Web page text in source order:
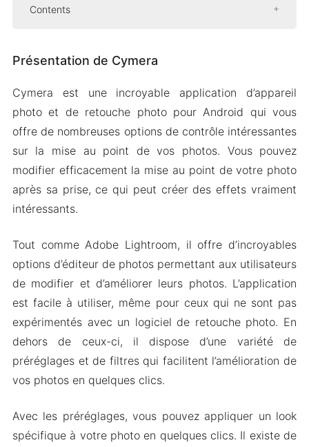
Contents
Brosse de réglage
Netteté et réduction du bruit
Mod APK Version de Cymera
Caractéristiques du Module
Télécharger Cymera MOD Apk pour Android
2024
Présentation de Cymera
Cymera est une incroyable application d’appareil
photo et de retouche photo pour Android qui vous
offre de nombreuses options de contrôle intéressantes
sur la mise au point de vos photos. Vous pouvez
modifier efficacement la mise au point de votre photo
après sa prise, ce qui peut créer des effets vraiment
intéressants.
Tout comme Adobe Lightroom, il offre d’incroyables
options d’éditeur de photos permettant aux utilisateurs
de modifier et d’améliorer leurs photos. L’application
est facile à utiliser, même pour ceux qui ne sont pas
expérimentés avec un logiciel de retouche photo. En
dehors de ceux-ci, il dispose d’une variété de
préréglages et de filtres qui facilitent l’amélioration de
vos photos en quelques clics.
Avec les préréglages, vous pouvez appliquer un look
spécifique à votre photo en quelques clics. Il existe de